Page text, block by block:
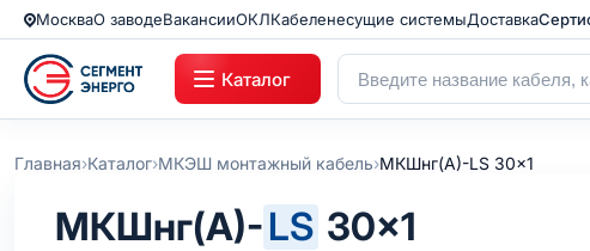
МоскваО заводеВакансииОКЛКабеленесущие системыДоставка
Каталог
Главная›Каталог›МКЭШ монтажный кабель›МКШнг(А)-LS 30x1
МКШнг(А)-LS 30×1